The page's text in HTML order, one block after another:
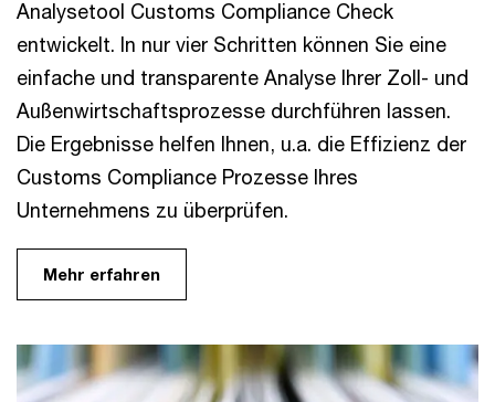
Analysetool Customs Compliance Check
entwickelt. In nur vier Schritten können Sie eine
einfache und transparente Analyse Ihrer Zoll- und
Außenwirtschaftsprozesse durchführen lassen.
Die Ergebnisse helfen Ihnen, u.a. die Effizienz der
Customs Compliance Prozesse Ihres
Unternehmens zu überprüfen.
Mehr erfahren